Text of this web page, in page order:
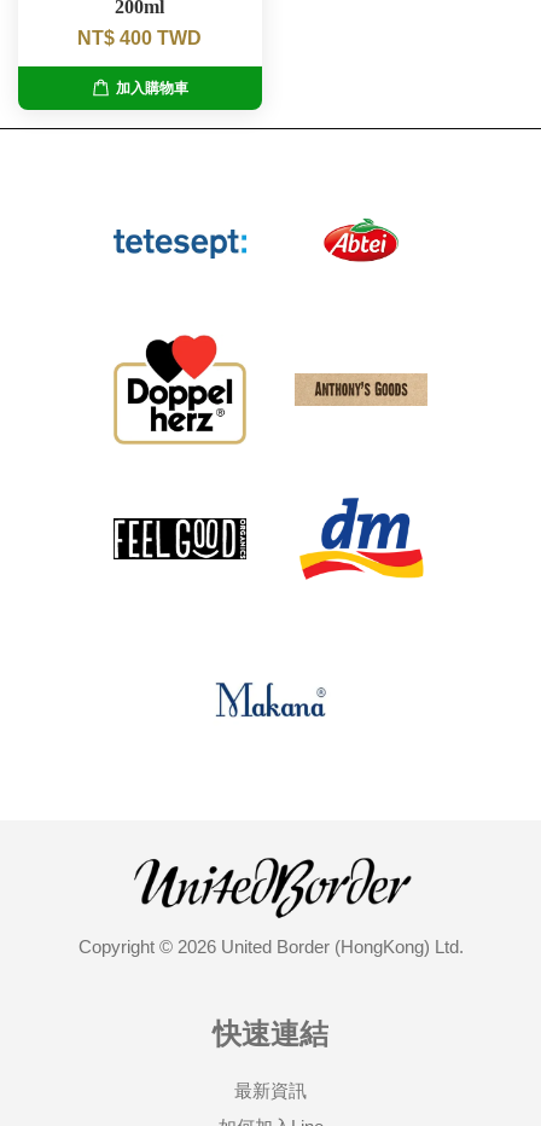
200ml
NT$ 400 TWD
加入購物車
Copyright © 2026 United Border (HongKong) Ltd.
快速連結
最新資訊